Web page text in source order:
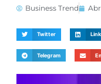
Business Trend
Twitter
Telegram